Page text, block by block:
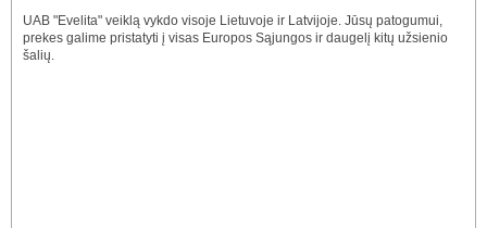
UAB "Evelita" veiklą vykdo visoje Lietuvoje ir Latvijoje. Jūsų patogumui,
prekes galime pristatyti į visas Europos Sąjungos ir daugelį kitų užsienio
šalių.